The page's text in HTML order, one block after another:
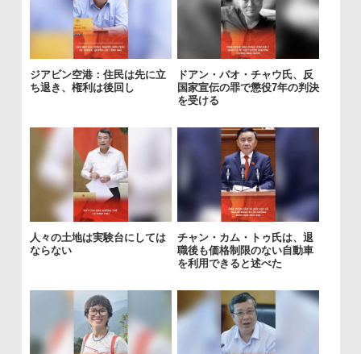
ジアビン空港：住民は先に立
ち退き、権利は後回し
ドアン・バオ・チャウ氏、反
国家宣伝の罪で懲役7年の判決
を受ける
人々の土地は実験台にしては
ならない
チャン・カム・トゥ氏は、退
職後も価格制限のない自動車
を利用できると述べた